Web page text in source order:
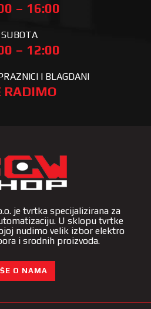
– 16:00
SUBOTA
– 12:00
I BLAGDANI
RADIMO
je tvrtka specijalizirana za
U sklopu tvrtke
nudimo velik izbor elektro
i srodnih proizvoda.
O NAMA